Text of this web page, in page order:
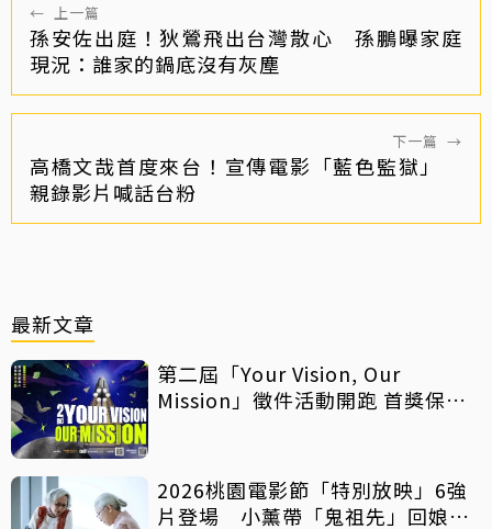
← 上一篇
孫安佐出庭！狄鶯飛出台灣散心 孫鵬曝家庭
現況：誰家的鍋底沒有灰塵
下一篇 →
高橋文哉首度來台！宣傳電影「藍色監獄」
親錄影片喊話台粉
最新文章
第二屆「Your Vision, Our
Mission」徵件活動開跑 首獎保證
2026桃園電影節「特別放映」6強
片登場 小薰帶「鬼祖先」回娘